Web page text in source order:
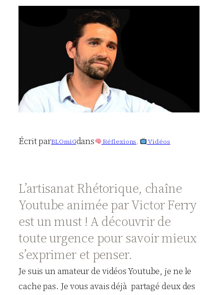
Écrit parBLOmiGdans Réflexions, Vidéos
L’artisanat Rhétorique, chaîne
Youtube animée par Victor Ferry
est un must ! A découvrir de
toute urgence pour savoir mieux
s’exprimer et penser.
Je suis un amateur de vidéos Youtube, je ne le
cache pas. Je vous avais déjà partagé deux des